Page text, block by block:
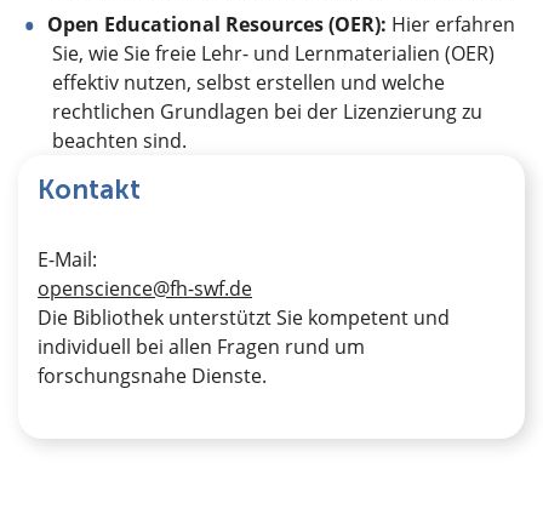
Open Educational Resources (OER): Hier erfahren
Sie, wie Sie freie Lehr- und Lernmaterialien (OER)
effektiv nutzen, selbst erstellen und welche
rechtlichen Grundlagen bei der Lizenzierung zu
beachten sind.
Kontakt
E-Mail:
openscience@fh-swf.de
Die Bibliothek unterstützt Sie kompetent und
individuell bei allen Fragen rund um
forschungsnahe Dienste.